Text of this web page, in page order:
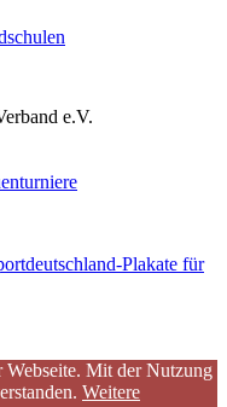
e.V.
Plakate für
Webseite. Mit der Nutzung
Weitere